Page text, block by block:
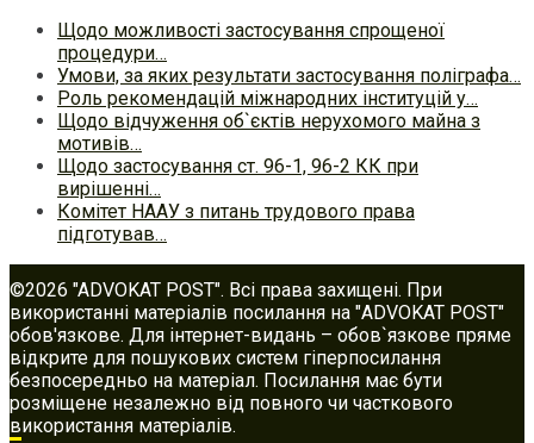
Щодо можливості застосування спрощеної
процедури…
Умови, за яких результати застосування поліграфа…
Роль рекомендацій міжнародних інституцій у…
Щодо відчуження об`єктів нерухомого майна з
мотивів…
Щодо застосування ст. 96-1, 96-2 КК при
вирішенні…
Комітет НААУ з питань трудового права
підготував…
©2026 "ADVOKAT POST". Всі права захищені. При
використанні матеріалів посилання на "ADVOKAT POST"
обов'язкове. Для інтернет-видань – обов`язкове пряме
відкрите для пошукових систем гіперпосилання
безпосередньо на матеріал. Посилання має бути
розміщене незалежно від повного чи часткового
використання матеріалів.